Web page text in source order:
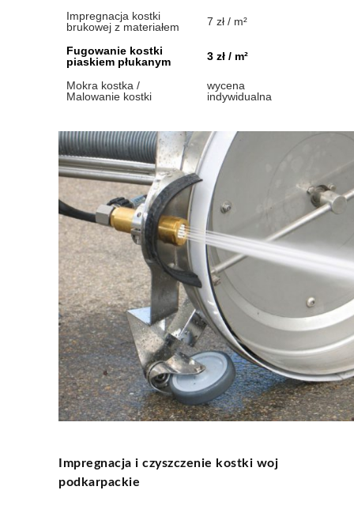
Impregnacja kostki
brukowej z materiałem
7 zł / m²
Fugowanie kostki
piaskiem płukanym
3 zł / m²
Mokra kostka /
Malowanie kostki
wycena
indywidualna
Impregnacja i czyszczenie kostki woj
podkarpackie